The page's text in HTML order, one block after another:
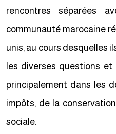
rencontres séparées
communauté marocaine
unis, au cours desquelles
les diverses questions et
principalement dans les
impôts, de la
sociale.